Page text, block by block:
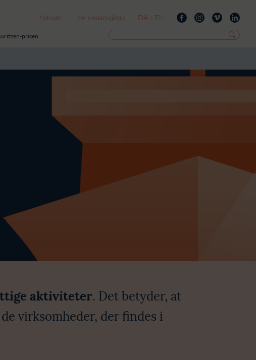
Nyheder For medarbejdere DA / EN
prisen
aktiviteter. Det betyder, at
virksomheder, der findes i